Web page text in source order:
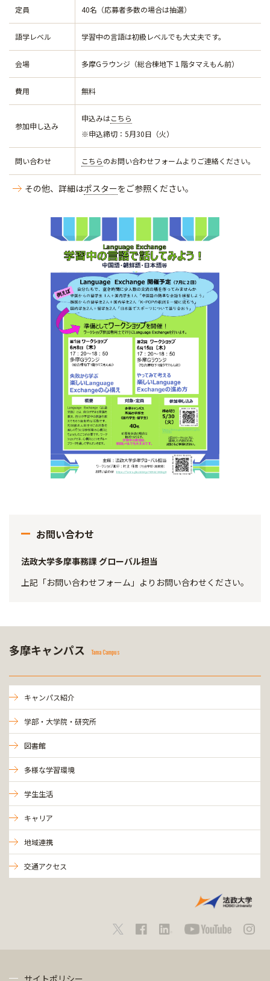
定員 40名（応募者多数の場合は抽選）
語学レベル 学習中の言語は初級レベルでも大丈夫です。
会場 多摩Gラウンジ（総合棟地下１階タマえもん前）
費用 無料
参加申し込み
申込みはこちら
※申込締切：5月30日（火）
問い合わせ こちらのお問い合わせフォームよりご連絡ください。
その他、詳細はポスターをご参照ください。
お問い合わせ
法政大学多摩事務課 グローバル担当
上記「お問い合わせフォーム」よりお問い合わせください。
多摩キャンパス Tama Campus
キャンパス紹介
学部・大学院・研究所
図書館
多様な学習環境
学生生活
キャリア
地域連携
交通アクセス
サイトポリシー